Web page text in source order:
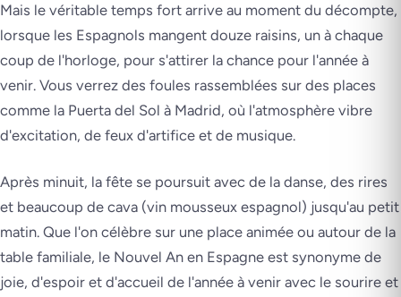
Mais le véritable temps fort arrive au moment du décompte,
lorsque les Espagnols mangent douze raisins, un à chaque
coup de l'horloge, pour s'attirer la chance pour l'année à
venir. Vous verrez des foules rassemblées sur des places
comme la Puerta del Sol à Madrid, où l'atmosphère vibre
d'excitation, de feux d'artifice et de musique.
Après minuit, la fête se poursuit avec de la danse, des rires
et beaucoup de cava (vin mousseux espagnol) jusqu'au petit
matin. Que l'on célèbre sur une place animée ou autour de la
table familiale, le Nouvel An en Espagne est synonyme de
joie, d'espoir et d'accueil de l'année à venir avec le sourire et